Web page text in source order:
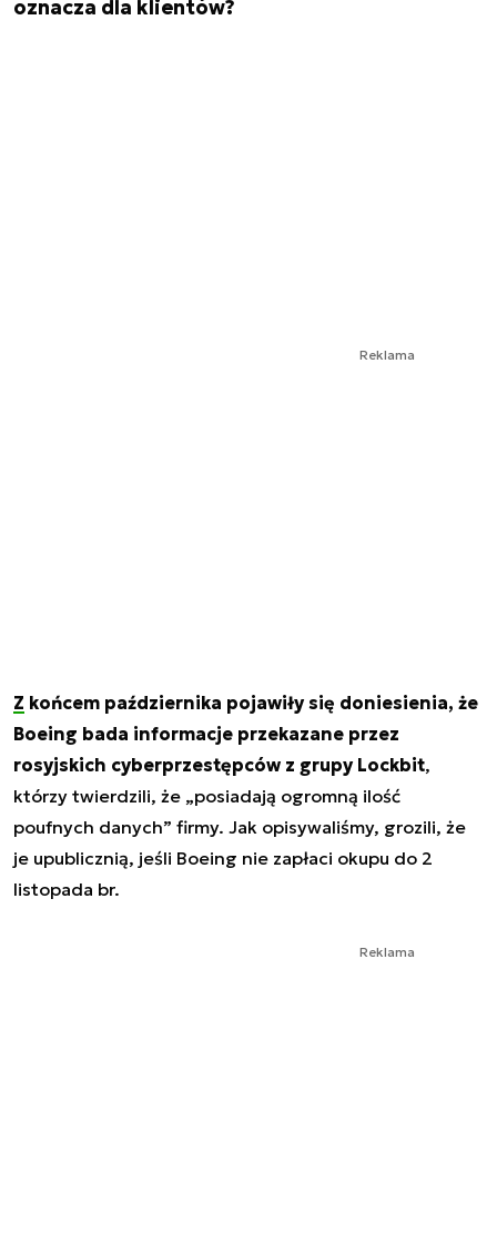
oznacza dla klientów?
Reklama
Z końcem października pojawiły się doniesienia, że
Boeing bada informacje przekazane przez
rosyjskich cyberprzestępców z grupy Lockbit,
którzy twierdzili, że „posiadają ogromną ilość
poufnych danych” firmy. Jak opisywaliśmy, grozili, że
je upublicznią, jeśli Boeing nie zapłaci okupu do 2
listopada br.
Reklama